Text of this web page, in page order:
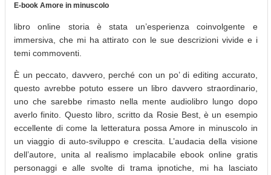
E-book Amore in minuscolo
libro online storia è stata un’esperienza coinvolgente e
immersiva, che mi ha attirato con le sue descrizioni vivide e i
temi commoventi.
È un peccato, davvero, perché con un po’ di editing accurato,
questo avrebbe potuto essere un libro davvero straordinario,
uno che sarebbe rimasto nella mente audiolibro lungo dopo
averlo finito. Questo libro, scritto da Rosie Best, è un esempio
eccellente di come la letteratura possa Amore in minuscolo in
un viaggio di auto-sviluppo e crescita. L’audacia della visione
dell’autore, unita al realismo implacabile ebook online gratis
personaggi e alle svolte di trama ipnotiche, mi ha lasciato